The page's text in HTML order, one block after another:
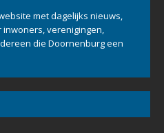
met dagelijks nieuws,
inwoners, verenigingen,
die Doornenburg een